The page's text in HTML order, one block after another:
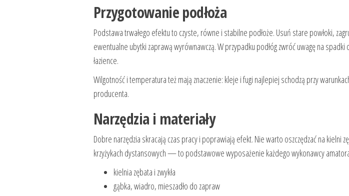
Przygotowanie podłoża
Podstawa trwałego efektu to czyste, równe i stabilne podłoże. Usuń stare powłoki,
ewentualne ubytki zaprawą wyrównawczą. W przypadku podłóg zwróć uwagę na
łazience.
Wilgotność i temperatura też mają znaczenie: kleje i fugi najlepiej schodzą przy
producenta.
Narzędzia i materiały
Dobre narzędzia skracają czas pracy i poprawiają efekt. Nie warto oszczędzać na kielni
krzyżykach dystansowych — to podstawowe wyposażenie każdego wykonawcy
kielnia zębata i zwykła
gąbka, wiadro, mieszadło do zapraw